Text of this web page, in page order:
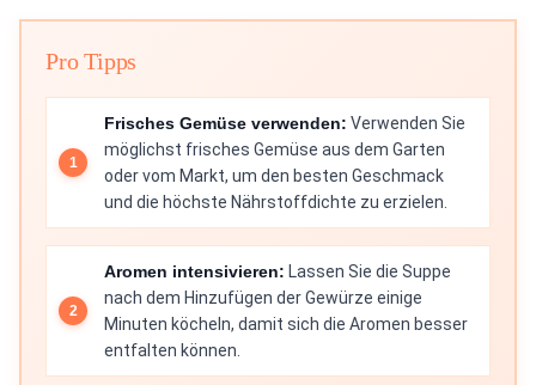
Pro Tipps
Frisches Gemüse verwenden: Verwenden Sie
möglichst frisches Gemüse aus dem Garten
oder vom Markt, um den besten Geschmack
und die höchste Nährstoffdichte zu erzielen.
Aromen intensivieren: Lassen Sie die Suppe
nach dem Hinzufügen der Gewürze einige
Minuten köcheln, damit sich die Aromen besser
entfalten können.